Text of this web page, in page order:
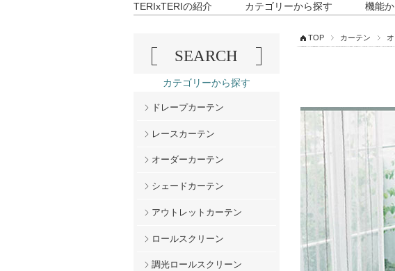
TERIxTERIの紹介 カテゴリーから探す 機能
TOP カーテン
SEARCH
カテゴリーから探す
ドレープカーテン
レースカーテン
オーダーカーテン
シェードカーテン
アウトレットカーテン
ロールスクリーン
調光ロールスクリーン